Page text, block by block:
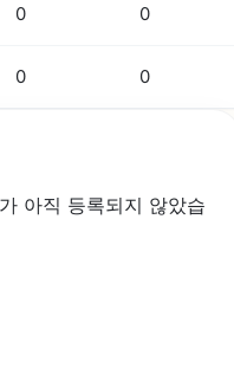
0 0
0 0
아직 등록되지 않았습